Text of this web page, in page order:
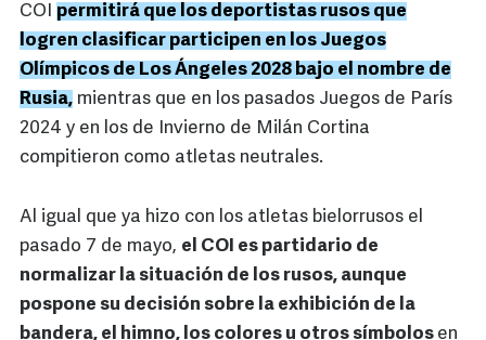
COI permitirá que los deportistas rusos que
logren clasificar participen en los Juegos
Olímpicos de Los Ángeles 2028 bajo el nombre de
Rusia, mientras que en los pasados Juegos de París
2024 y en los de Invierno de Milán Cortina
compitieron como atletas neutrales.
Al igual que ya hizo con los atletas bielorrusos el
pasado 7 de mayo, el COI es partidario de
normalizar la situación de los rusos, aunque
pospone su decisión sobre la exhibición de la
bandera, el himno, los colores u otros símbolos en